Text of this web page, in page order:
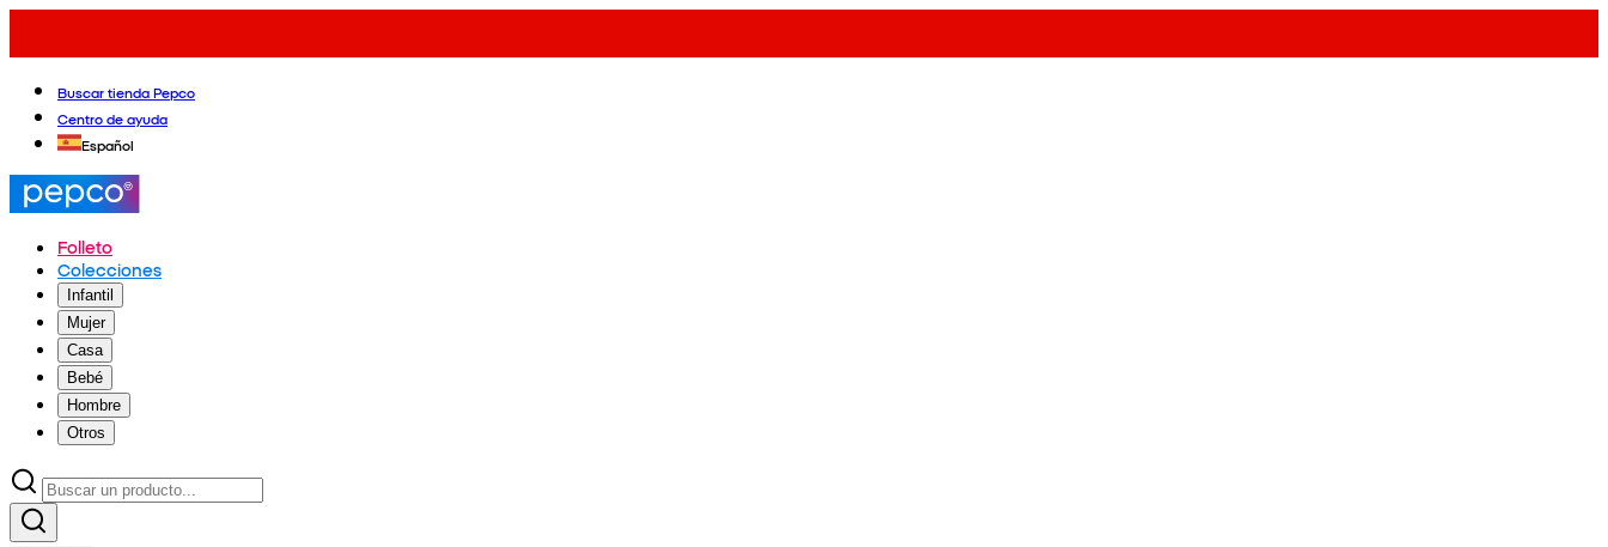
Buscar tienda Pepco
Centro de ayuda
Español
Folleto
Colecciones
Infantil
Mujer
Casa
Bebé
Hombre
Otros